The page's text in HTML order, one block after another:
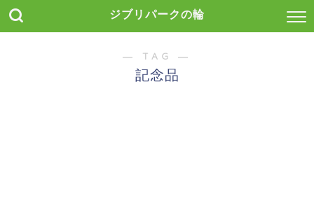
ジブリパークの輪
― TAG ―
記念品